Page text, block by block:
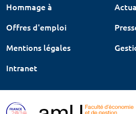
Hommage à
Offres d'emploi
Mentions légales
Intranet